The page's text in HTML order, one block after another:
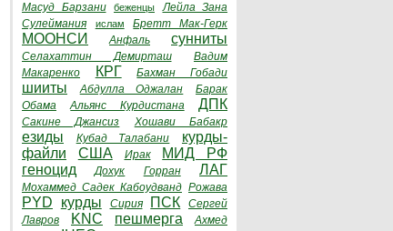
Масуд Барзани беженцы
Лейла Зана
Сулеймания
ислам Бретт Мак-Герк
МООНСИ Анфаль сунниты
Селахаттин Демирташ
Вадим
Макаренко
КРГ Бахман Гобади
шииты Абдулла Оджалан
Барак
Обама
Альянс Курдистана ДПК
Сакине Джансиз Хошави Бабакр
езиды Кубад Талабани
курды-
файли
США Ирак
МИД РФ
геноцид
Дохук Горран ЛАГ
Мохаммед Садек Кабоудванд Рожава
PYD курды Сирия ПСК
Сергей
Лавров
KNC пешмерга
Ахмед